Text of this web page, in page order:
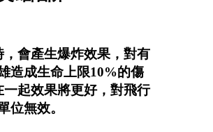
會產生爆炸效果，對有
造成生命上限10%的傷
起效果將更好，對飛行
位無效。